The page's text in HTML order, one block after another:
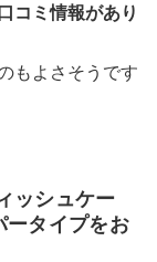
コミ情報があり
もよさそうです
ッシュケー
ータイプをお